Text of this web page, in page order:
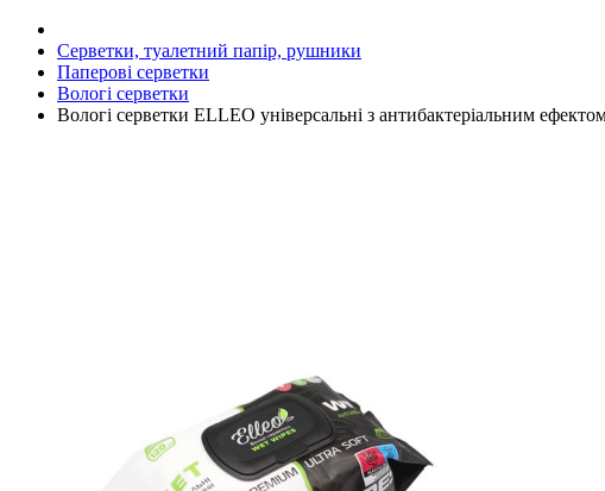
Серветки, туалетний папір, рушники
Паперові серветки
Вологі серветки
Вологі серветки ELLEO універсальні з антибактеріальним